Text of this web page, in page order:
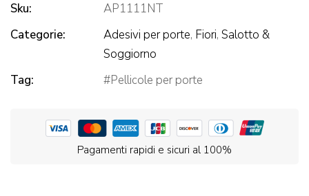
Sku:
AP1111NT
Categorie:
Adesivi per porte, Fiori, Salotto &
Soggiorno
Tag:
Pellicole per porte
Pagamenti rapidi e sicuri al 100%